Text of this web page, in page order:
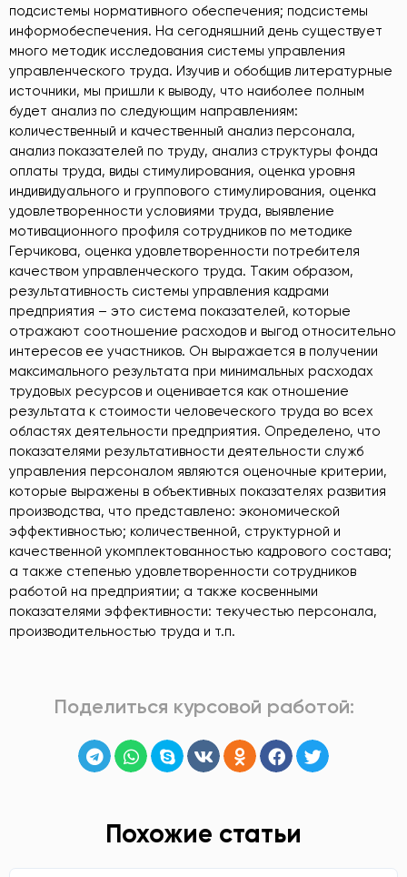
подсистемы нормативного обеспечения; подсистемы
информобеспечения. На сегодняшний день существует
много методик исследования системы управления
управленческого труда. Изучив и обобщив литературные
источники, мы пришли к выводу, что наиболее полным
будет анализ по следующим направлениям:
количественный и качественный анализ персонала,
анализ показателей по труду, анализ структуры фонда
оплаты труда, виды стимулирования, оценка уровня
индивидуального и группового стимулирования, оценка
удовлетворенности условиями труда, выявление
мотивационного профиля сотрудников по методике
Герчикова, оценка удовлетворенности потребителя
качеством управленческого труда. Таким образом,
результативность системы управления кадрами
предприятия – это система показателей, которые
отражают соотношение расходов и выгод относительно
интересов ее участников. Он выражается в получении
максимального результата при минимальных расходах
трудовых ресурсов и оценивается как отношение
результата к стоимости человеческого труда во всех
областях деятельности предприятия. Определено, что
показателями результативности деятельности служб
управления персоналом являются оценочные критерии,
которые выражены в объективных показателях развития
производства, что представлено: экономической
эффективностью; количественной, структурной и
качественной укомплектованностью кадрового состава;
а также степенью удовлетворенности сотрудников
работой на предприятии; а также косвенными
показателями эффективности: текучестью персонала,
производительностью труда и т.п.
Поделиться курсовой работой:
Похожие статьи